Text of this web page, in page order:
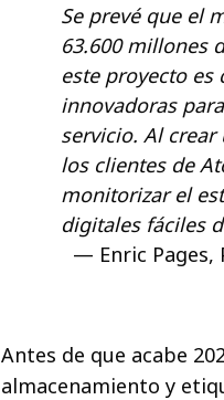
Se prevé que el
63.600 millones
este proyecto
innovadoras
servicio. Al
los clientes de
monitorizar el
digitales fáciles
Enric
Antes de que acabe
almacenamiento y